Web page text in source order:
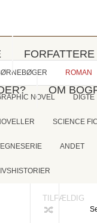
FORFATTERE
OM
ROMAN
NOVEL DIGTE
SCIENCE
ANDET
TILFÆLDIG